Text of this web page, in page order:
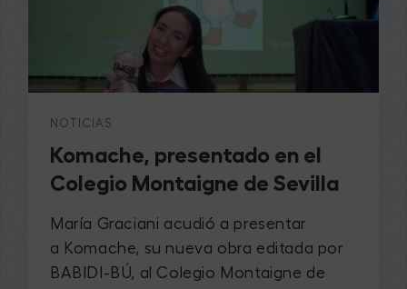
NOTICIAS
Komache, presentado en el
Colegio Montaigne de Sevilla
María Graciani acudió a presentar
a Komache, su nueva obra editada por
BABIDI-BÚ, al Colegio Montaigne de